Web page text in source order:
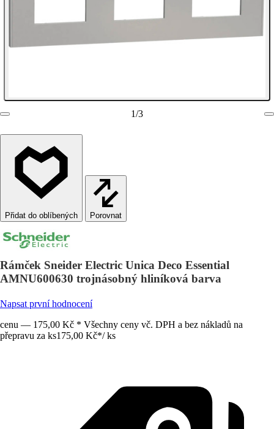
1/3
Porovnat
Rámček Sneider Electric Unica Deco Essential
AMNU600630 trojnásobný hliníková barva
Napsat první hodnocení
cenu — 175,00 Kč * Všechny ceny vč. DPH a bez nákladů na
přepravu za ks175,00 Kč*/ ks